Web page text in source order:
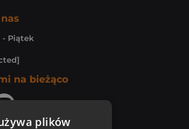
- Piątek
na bieżąco
plików